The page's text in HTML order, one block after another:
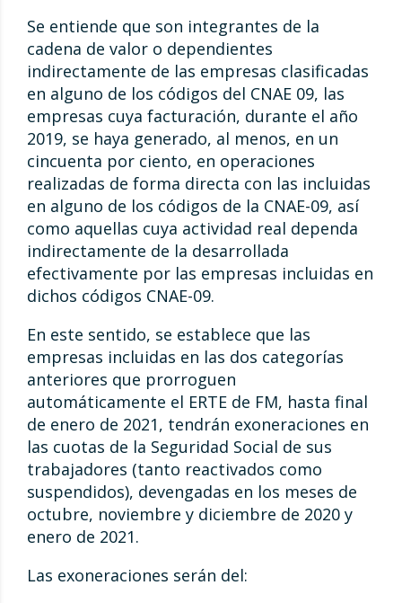
Se entiende que son integrantes de la
cadena de valor o dependientes
indirectamente de las empresas clasificadas
en alguno de los códigos del CNAE 09, las
empresas cuya facturación, durante el año
2019, se haya generado, al menos, en un
cincuenta por ciento, en operaciones
realizadas de forma directa con las incluidas
en alguno de los códigos de la CNAE-09, así
como aquellas cuya actividad real dependa
indirectamente de la desarrollada
efectivamente por las empresas incluidas en
dichos códigos CNAE-09.
En este sentido, se establece que las
empresas incluidas en las dos categorías
anteriores que prorroguen
automáticamente el ERTE de FM, hasta final
de enero de 2021, tendrán exoneraciones en
las cuotas de la Seguridad Social de sus
trabajadores (tanto reactivados como
suspendidos), devengadas en los meses de
octubre, noviembre y diciembre de 2020 y
enero de 2021.
Las exoneraciones serán del: